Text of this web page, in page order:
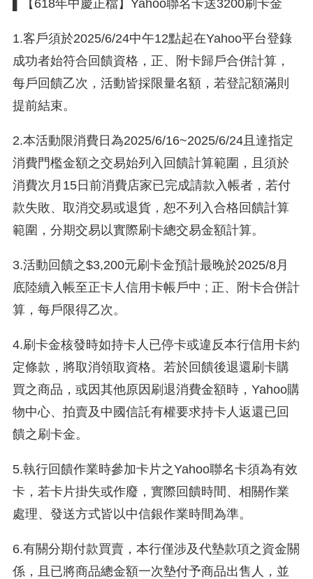
▌【618年中慶正檔】Yahoo聯名卡送3200刷卡金
1.客戶須於2025/6/24中午12點起在Yahoo平台登錄
成功者始符合回饋資格，正、附卡歸戶合併計算，
每戶回饋乙次，活動皆採限量名額，若登記額滿則
提前結束。
2.本活動限消費日為2025/6/16~2025/6/24且達指定
消費門檻金額之交易始列入回饋計算範圍，且須於
消費次月15日前消費店家已完成請款入帳者，若付
款失敗、取消交易或退貨，恕不列入合格回饋計算
範圍，分期交易以實際刷卡總交易金額計算。
3.活動回饋之$3,200元刷卡金預計最晚於2025/8月
底陸續入帳至正卡人信用卡帳戶中 ; 正、附卡合併計
算，每戶限得乙次。
4.刷卡金核發時如持卡人已停卡或違反本行信用卡約
定條款，將取消領取資格。若於回饋後退還刷卡購
買之商品，或因其他原因刷退消費金額時，Yahoo購
物中心、拍賣及中國信託有權要求持卡人返還已回
饋之刷卡金。
5.執行回饋作業時參加卡片之Yahoo聯名卡須為有效
卡，若卡片掛失或作廢，實際回饋時間、相關作業
處理、發送方式皆以中信銀作業時間為準。
6.有關分期付款買賣，本行僅涉及代墊款項之資金關
係，且已將商品總金額一次墊付予商品出售人，並